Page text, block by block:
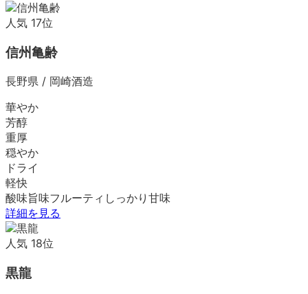
人気 17位
信州亀齢
長野県 / 岡崎酒造
華やか
芳醇
重厚
穏やか
ドライ
軽快
酸味旨味フルーティ しっかり 甘味
詳細を見る
人気 18位
黒龍